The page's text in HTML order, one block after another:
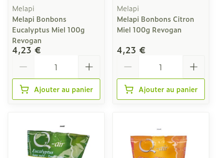
Melapi
Melapi Bonbons
Eucalyptus Miel 100g
Revogan
4,23 €
Ajouter au panier
Melapi
Melapi Bonbons Citron
Miel 100g Revogan
4,23 €
Ajouter au panier